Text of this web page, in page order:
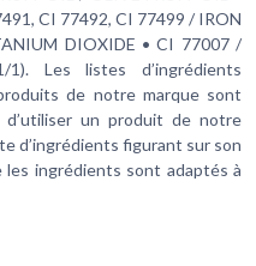
CI 77492, CI 77499 / IRON
DIOXIDE • CI 77007 /
1). Les listes d’ingrédients
de notre marque sont
d’utiliser un produit de notre
d’ingrédients figurant sur son
les ingrédients sont adaptés à